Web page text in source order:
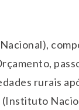
rurais